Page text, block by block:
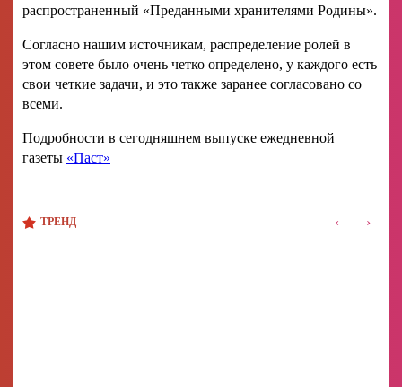
распространенный «Преданными хранителями Родины».
Согласно нашим источникам, распределение ролей в
этом совете было очень четко определено, у каждого есть
свои четкие задачи, и это также заранее согласовано со
всеми.
Подробности в сегодняшнем выпуске ежедневной
газеты «Паст»
ТРЕНД ‹ ›